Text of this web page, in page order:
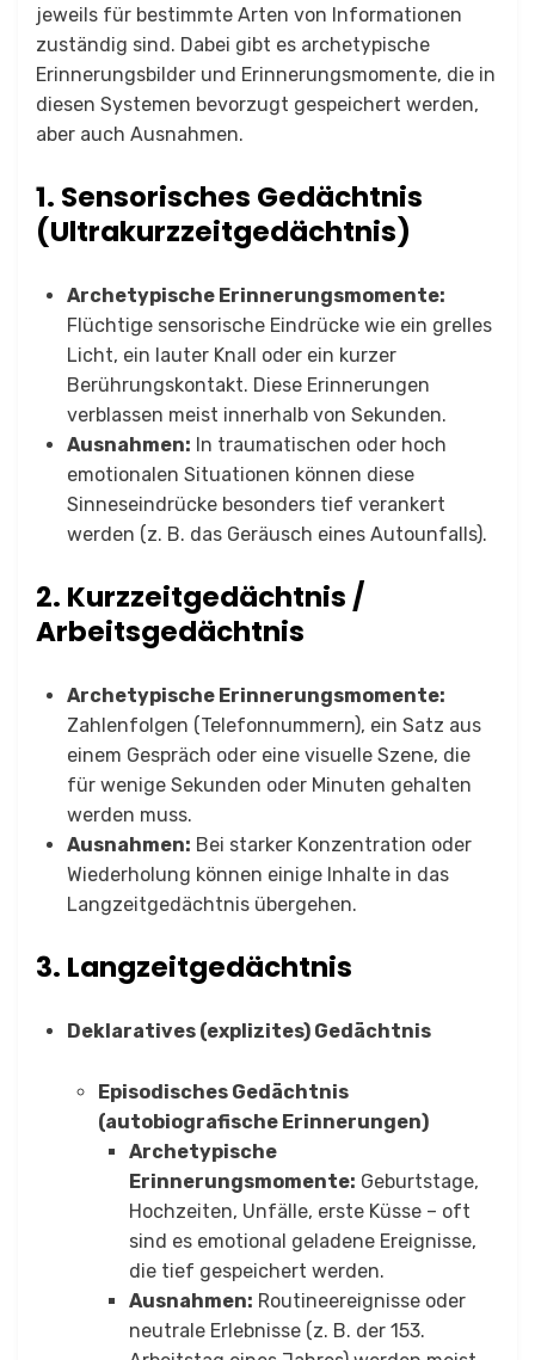
jeweils für bestimmte Arten von Informationen
zuständig sind. Dabei gibt es archetypische
Erinnerungsbilder und Erinnerungsmomente, die in
diesen Systemen bevorzugt gespeichert werden,
aber auch Ausnahmen.
1. Sensorisches Gedächtnis
(Ultrakurzzeitgedächtnis)
Archetypische Erinnerungsmomente:
Flüchtige sensorische Eindrücke wie ein grelles
Licht, ein lauter Knall oder ein kurzer
Berührungskontakt. Diese Erinnerungen
verblassen meist innerhalb von Sekunden.
Ausnahmen: In traumatischen oder hoch
emotionalen Situationen können diese
Sinneseindrücke besonders tief verankert
werden (z. B. das Geräusch eines Autounfalls).
2. Kurzzeitgedächtnis /
Arbeitsgedächtnis
Archetypische Erinnerungsmomente:
Zahlenfolgen (Telefonnummern), ein Satz aus
einem Gespräch oder eine visuelle Szene, die
für wenige Sekunden oder Minuten gehalten
werden muss.
Ausnahmen: Bei starker Konzentration oder
Wiederholung können einige Inhalte in das
Langzeitgedächtnis übergehen.
3. Langzeitgedächtnis
Deklaratives (explizites) Gedächtnis
Episodisches Gedächtnis
(autobiografische Erinnerungen)
Archetypische
Erinnerungsmomente: Geburtstage,
Hochzeiten, Unfälle, erste Küsse – oft
sind es emotional geladene Ereignisse,
die tief gespeichert werden.
Ausnahmen: Routineereignisse oder
neutrale Erlebnisse (z. B. der 153.